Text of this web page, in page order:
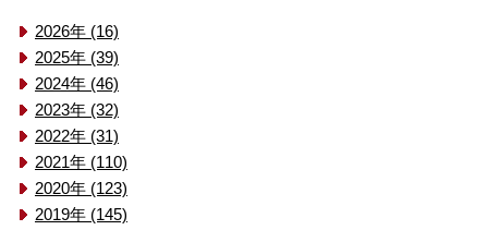
2026年 (16)
2025年 (39)
2024年 (46)
2023年 (32)
2022年 (31)
2021年 (110)
2020年 (123)
2019年 (145)